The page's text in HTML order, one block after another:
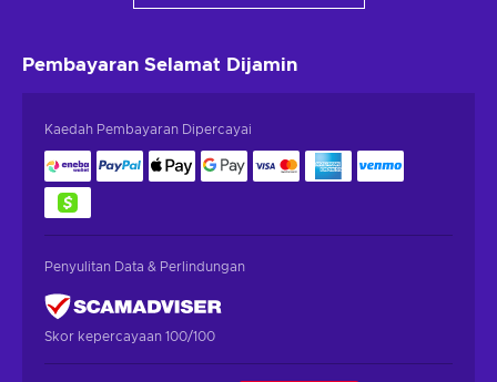
Pembayaran Selamat Dijamin
Kaedah Pembayaran Dipercayai
Penyulitan Data & Perlindungan
Skor kepercayaan 100/100